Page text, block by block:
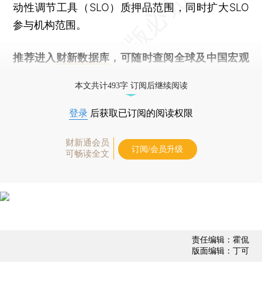
动性调节工具（SLO）质押品范围，同时扩大SLO
参与机构范围。
推荐进入 财新数据库 ，可随时查阅全球及中国宏观
本文共计493字 订阅后继续阅读
登录 后获取已订阅的阅读权限
财新通会员
可畅读全文
订阅/会员升级
责任编辑：霍侃
版面编辑：丁可